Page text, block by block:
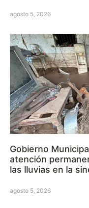
agosto 5, 2026
Gobierno
atención
las lluvias en la
agosto 5, 2026